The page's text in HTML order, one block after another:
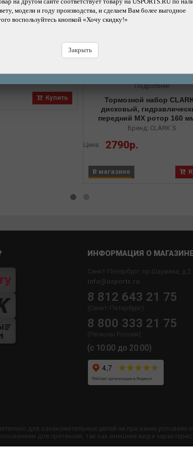
модели и году производства, и сделаем Вам более выгодное
воспользуйтесь кнопкой «Хочу скидку!»
Закрыть
TEKTRO MD-
160мм, суппорт,
Купить
Подробнее
Тормозной набор
дисковый,
передний MX ротор 160
адаптер, суппорт,
Бренд: CLARK`S
Цена: 2790р.
В магазине
ИНФОРМАЦИЯ О
Санкт-Петербург, пр.Шаумяна, д.2
info@usports.ru
8 812 643 21 75
(Санкт-Петербург)
8 800 333 21 75
(Регионы России)
(с 10:00 до 20:00)
для ознакомительных целей ни при каких
для претензий, так как внешний вид и